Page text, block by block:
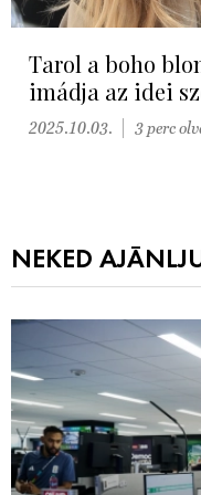
Tarol a boho
imádja az idei
2025.10.03. 3 perc
NEKED